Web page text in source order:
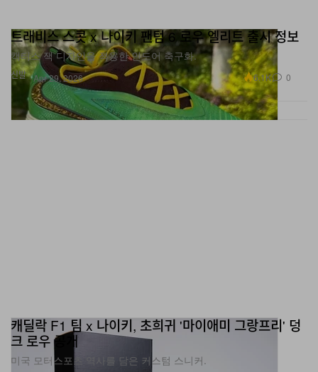
신발
트래비스 스콧 x 나이키 팬텀 6 로우 엘리트 출시 정보
캑터스 잭 디자인을 적용한 인도어 축구화.
Apr 29, 2026 6.1K 0
캐딜락 F1 팀 x 나이키, 초희귀 '마이애미 그랑프리' 덩
크 로우 공개
미국 모터스포츠 역사를 담은 커스텀 스니커.